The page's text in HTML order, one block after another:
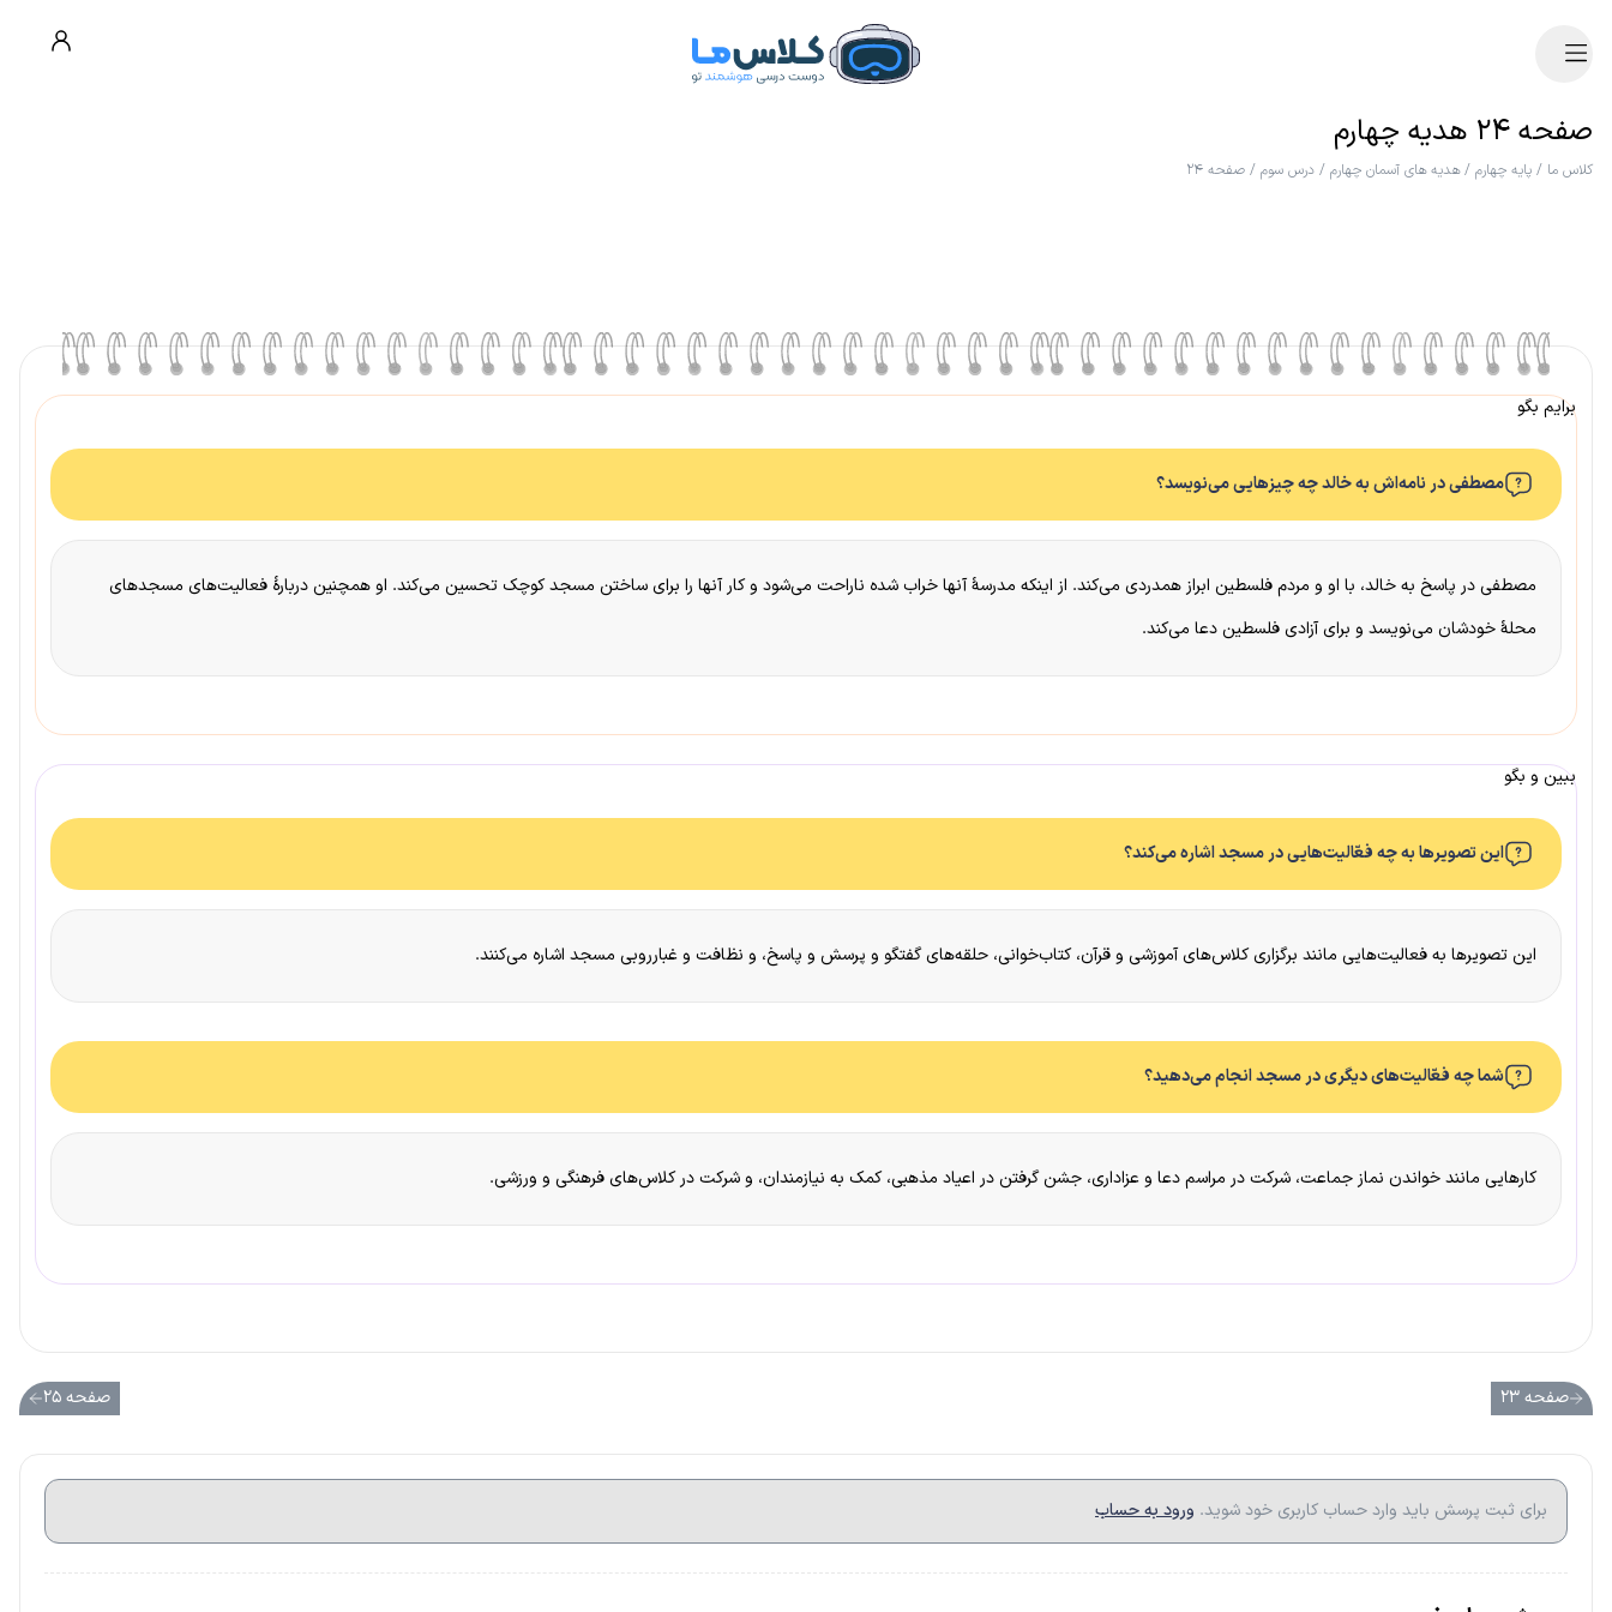
صفحه ۲۴ هدیه چهارم
کلاس ما / پایه چهارم /هدیه های آسمان چهارم / درس سوم / صفحه ۲۴
برایم بگو
مصطفی در نامه‌اش به خالد چه چیزهایی می‌نویسد؟
مصطفی در پاسخ به خالد، با او و مردم فلسطین ابراز همدردی می‌کند. از اینکه مدرسهٔ آنها خراب شده ناراحت می‌شود و کار آنها را برای ساختن مسجد کوچک تحسین می‌کند. او همچنین دربارهٔ فعالیت‌های مسجدهای
محلهٔ خودشان می‌نویسد و برای آزادی فلسطین دعا می‌کند.
ببین و بگو
این تصویرها به چه فعّالیت‌هایی در مسجد اشاره می‌کند؟
این تصویرها به فعالیت‌هایی مانند برگزاری کلاس‌های آموزشی و قرآن، کتاب‌خوانی، حلقه‌های گفتگو و پرسش و پاسخ، و نظافت و غبارروبی مسجد اشاره می‌کنند.
شما چه فعّالیت‌های دیگری در مسجد انجام می‌دهید؟
کارهایی مانند خواندن نماز جماعت، شرکت در مراسم دعا و عزاداری، جشن گرفتن در اعیاد مذهبی، کمک به نیازمندان، و شرکت در کلاس‌های فرهنگی و ورزشی.
صفحه ۲۳ صفحه ۲۵
برای ثبت پرسش باید وارد حساب کاربری خود شوید. ورود به حساب